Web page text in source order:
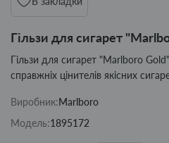
Гільзи для сигарет
Гільзи для сигарет "Marlboro
справжніх цінителів якісних
Виробник:Marlboro
Модель:1895172